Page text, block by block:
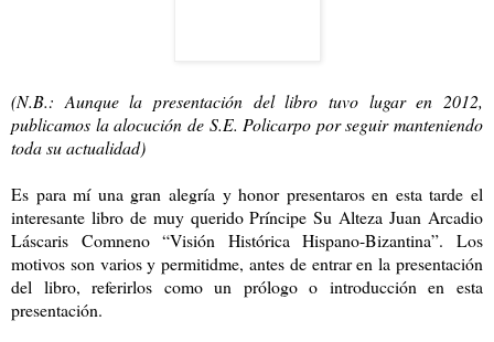
(N.B.: Aunque la presentación del libro tuvo lugar en 2012,
publicamos la alocución de S.E. Policarpo por seguir manteniendo
toda su actualidad)
Es para mí una gran alegría y honor presentaros en esta tarde el
interesante libro de muy querido Príncipe Su Alteza Juan Arcadio
Láscaris Comneno “Visión Histórica Hispano-Bizantina”. Los
motivos son varios y permitidme, antes de entrar en la presentación
del libro, referirlos como un prólogo o introducción en esta
presentación.